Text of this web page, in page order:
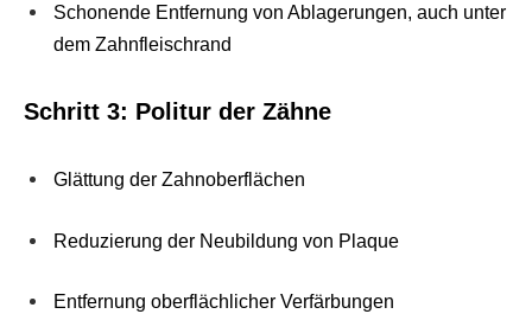
Schonende Entfernung von Ablagerungen, auch unter
dem Zahnfleischrand
Schritt 3: Politur der Zähne
Glättung der Zahnoberflächen
Reduzierung der Neubildung von Plaque
Entfernung oberflächlicher Verfärbungen